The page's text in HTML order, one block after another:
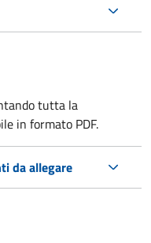
tutta la
in formato PDF.
da allegare